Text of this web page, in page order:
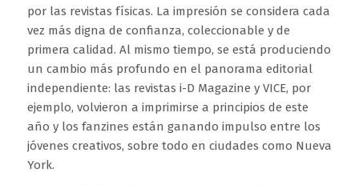
por las revistas físicas. La impresión se considera cada
vez más digna de confianza, coleccionable y de
primera calidad. Al mismo tiempo, se está produciendo
un cambio más profundo en el panorama editorial
independiente: las revistas i-D Magazine y VICE, por
ejemplo, volvieron a imprimirse a principios de este
año y los fanzines están ganando impulso entre los
jóvenes creativos, sobre todo en ciudades como Nueva
York.